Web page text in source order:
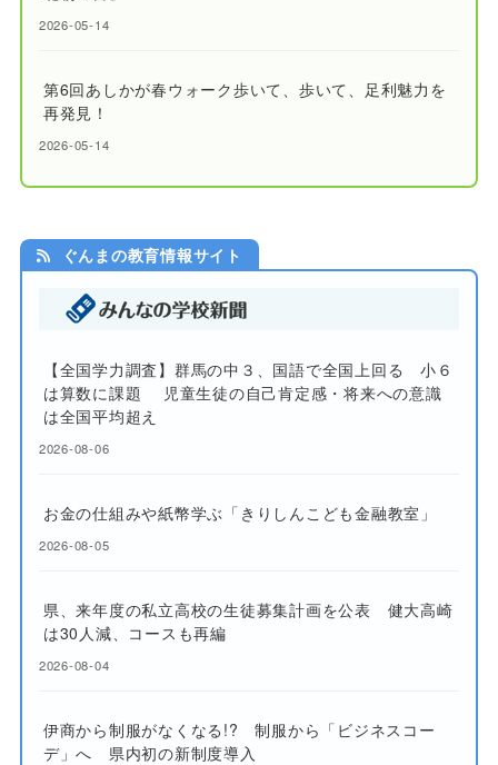
2026-05-14
第6回あしかが春ウォーク歩いて、歩いて、足利魅力を
再発見！
2026-05-14
ぐんまの教育情報サイト
【全国学力調査】群馬の中３、国語で全国上回る 小６
は算数に課題 児童生徒の自己肯定感・将来への意識
は全国平均超え
2026-08-06
お金の仕組みや紙幣学ぶ「きりしんこども金融教室」
2026-08-05
県、来年度の私立高校の生徒募集計画を公表 健大高崎
は30人減、コースも再編
2026-08-04
伊商から制服がなくなる!? 制服から「ビジネスコー
デ」へ 県内初の新制度導入